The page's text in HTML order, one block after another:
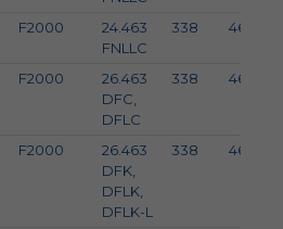
F2000
24.463
FNLLC
338 460
F2000
26.463
DFC,
DFLC
338 460
F2000
26.463
DFK,
DFLK,
DFLK-L
338 460